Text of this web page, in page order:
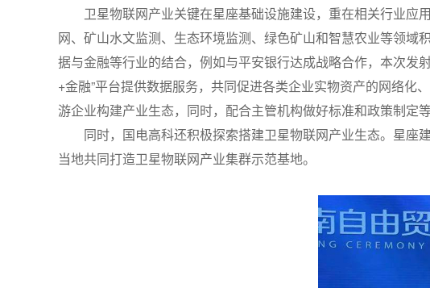
卫星物联网产业关键在星座基础设施建设，重在相关行业
网、矿山水文监测、生态环境监测、绿色矿山和智慧农业等领
据与金融等行业的结合，例如与平安银行达成战略合作，本次发
+金融”平台提供数据服务，共同促进各类企业实物资产的网络
游企业构建产业生态，同时，配合主管机构做好标准和政策制定
同时，国电高科还积极探索搭建卫星物联网产业生态。星
当地共同打造卫星物联网产业集群示范基地。